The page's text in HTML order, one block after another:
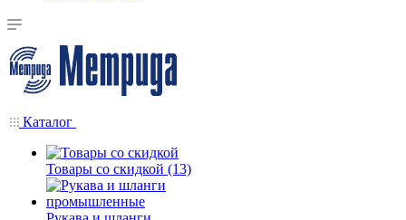
Каталог
Товары со скидкой (13)